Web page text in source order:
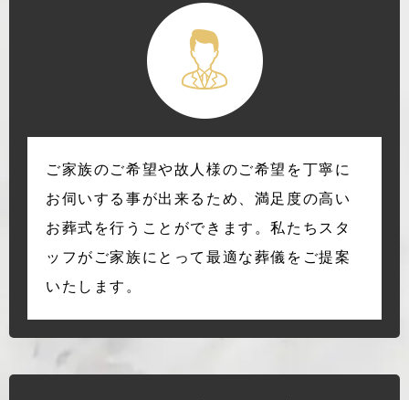
ご家族のご希望や故人様のご希望を丁寧に
お伺いする事が出来るため、満足度の高い
お葬式を行うことができます。私たちスタ
ッフがご家族にとって最適な葬儀をご提案
いたします。